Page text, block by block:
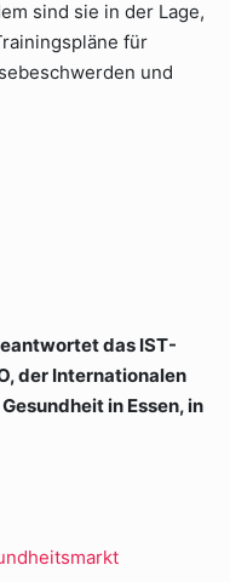
sind sie in der Lage,
für
und
das IST-
der Internationalen
in Essen, in